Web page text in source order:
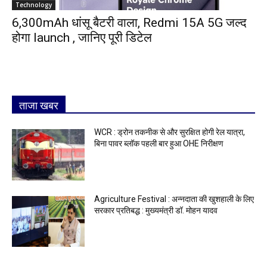
Technology
6,300mAh धांसू बैटरी वाला, Redmi 15A 5G जल्द
होगा launch , जानिए पूरी डिटेल
ताजा खबर
WCR : ड्रोन तकनीक से और सुरक्षित होगी रेल यात्रा,
बिना पावर ब्लॉक पहली बार हुआ OHE निरीक्षण
Agriculture Festival : अन्नदाता की खुशहाली के लिए
सरकार प्रतिबद्ध : मुख्यमंत्री डॉ. मोहन यादव